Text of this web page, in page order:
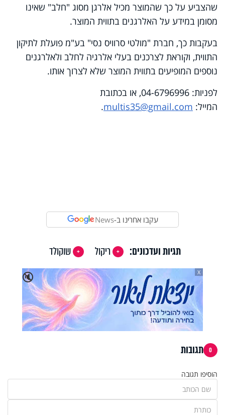
שהצביע על כך שהמוצר מכיל אלרגן מסוג "חלב" שאינו
מסומן במידע על האלרגנים בתווית המוצר.
בעקבות כך, חברת "מולטי סרוויס נסי" בע"מ פועלת לתיקון
התווית, וקוראת לצרכנים בעלי אלרגיה לחלב ולאלרגנים
נוספים המופיעים בתווית המוצר שלא לצרוך אותו.
לפניות: 04-6796996, או בכתובת
המייל: multis35@gmail.com
.
עקבו אחרינו ב-News
תגיות ועדכונים: ריקול
שוקולד
🔇
X
0 תגובות
הוסיפו תגובה